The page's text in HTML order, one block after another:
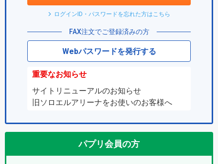
ク
ッ
ログインID・パスワードを忘れた方はこちら
FAX注文でご登録済みの方
Webパスワードを発行する
重要なお知らせ
サイトリニューアルのお知らせ
旧ソロエルアリーナをお使いのお客様へ
パプリ会員の方